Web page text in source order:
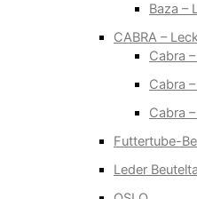
Baza –
CABRA –
Cabra
Cabra
Cabra
Futtertube-
Leder